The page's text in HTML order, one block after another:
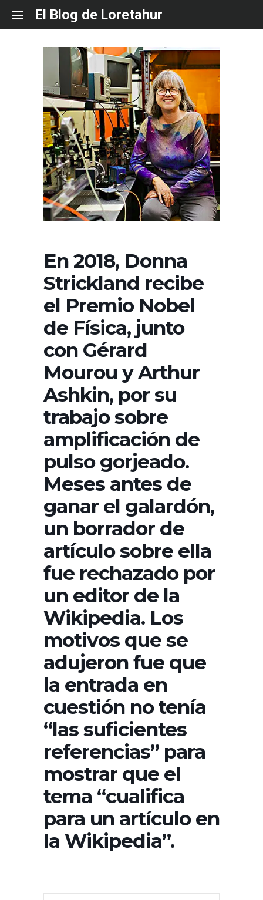
content
El Blog de Loretahur
En 2018, Donna
Strickland recibe
el Premio Nobel
de Física, junto
con Gérard
Mourou y Arthur
Ashkin, por su
trabajo sobre
amplificación de
pulso gorjeado.
Meses antes de
ganar el galardón,
un borrador de
artículo sobre ella
fue rechazado por
un editor de la
Wikipedia. Los
motivos que se
adujeron fue que
la entrada en
cuestión no tenía
“las suficientes
referencias” para
mostrar que el
tema “cualifica
para un artículo en
la Wikipedia”.